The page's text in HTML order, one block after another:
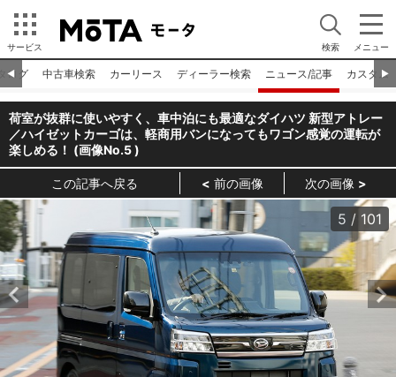
サービス 検索 メニュー
◀︎ ▶︎
ログ 中古車検索 カーリース ディーラー検索 ニュース/記事 カスタム
荷室が抜群に使いやすく、車中泊にも最適なダイハツ 新型アトレー
／ハイゼットカーゴは、軽商用バンになってもワゴン感覚の運転が
楽しめる！ (画像No.5)
この記事へ戻る 前の画像 次の画像
5 / 101